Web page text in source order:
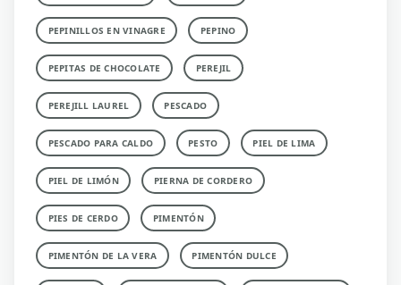
PEPINILLOS EN VINAGRE PEPINO
PEPITAS DE CHOCOLATE PEREJIL
PEREJILL LAUREL PESCADO
PESCADO PARA CALDO PESTO PIEL DE LIMA
PIEL DE LIMÓN PIERNA DE CORDERO
PIES DE CERDO PIMENTÓN
PIMENTÓN DE LA VERA PIMENTÓN DULCE